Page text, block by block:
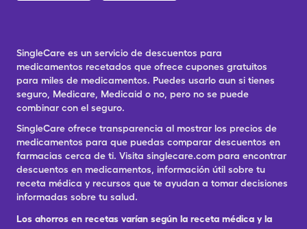
SingleCare es un servicio de descuentos para
medicamentos recetados que ofrece cupones gratuitos
para miles de medicamentos. Puedes usarlo aun si tienes
seguro, Medicare, Medicaid o no, pero no se puede
combinar con el seguro.
SingleCare ofrece transparencia al mostrar los precios de
medicamentos para que puedas comparar descuentos en
farmacias cerca de ti. Visita singlecare.com para encontrar
descuentos en medicamentos, información útil sobre tu
receta médica y recursos que te ayudan a tomar decisiones
informadas sobre tu salud.
Los ahorros en recetas varían según la receta médica y la